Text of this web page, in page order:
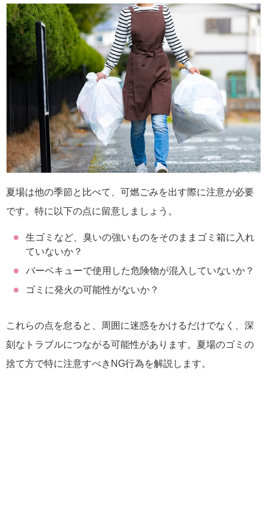
夏場は他の季節と比べて、可燃ごみを出す際に注意が必要
です。特に以下の点に留意しましょう。
生ゴミなど、臭いの強いものをそのままゴミ箱に入れ
ていないか？
バーベキューで使用した危険物が混入していないか？
ゴミに発火の可能性がないか？
これらの点を怠ると、周囲に迷惑をかけるだけでなく、深
刻なトラブルにつながる可能性があります。夏場のゴミの
捨て方で特に注意すべきNG行為を解説します。